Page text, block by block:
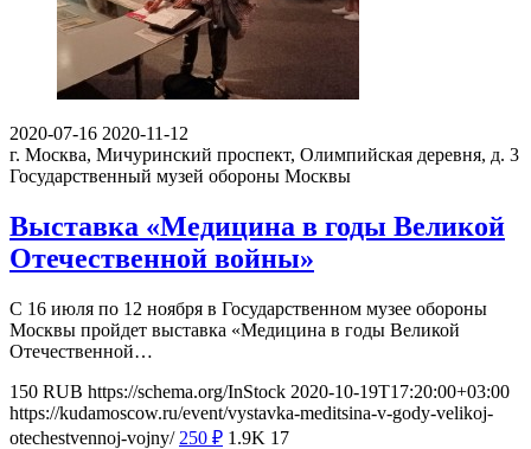
2020-07-16 2020-11-12
г. Москва, Мичуринский проспект, Олимпийская деревня, д. 3
Государственный музей обороны Москвы
Выставка «Медицина в годы Великой
Отечественной войны»
С 16 июля по 12 ноября в Государственном музее обороны
Москвы пройдет выставка «Медицина в годы Великой
Отечественной…
150 RUB https://schema.org/InStock 2020-10-19T17:20:00+03:00
https://kudamoscow.ru/event/vystavka-meditsina-v-gody-velikoj-
otechestvennoj-vojny/ 250 ₽ 1.9K 17